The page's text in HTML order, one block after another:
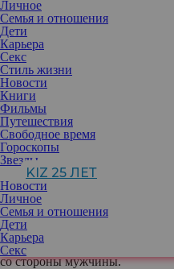
Личное
Семья и отношения
Дети
Карьера
Секс
Стиль жизни
Новости
Книги
Фильмы
Путешествия
Свободное время
Гороскопы
Звезды
KIZ 25 ЛЕТ
Новости
Личное
Семья и отношения
Дети
Карьера
Секс
Он манипулирует вами, а вы
опасность абьюзера для
самые близкие люди, ведь они
жизнь, а он, как растение-
контролирует все.
Если коротко, то абьюзер — от
это человек, применяющий
только физическое. Моральное
чем попытки ударить, но оно
полагаем, что унижению
со стороны мужчины.